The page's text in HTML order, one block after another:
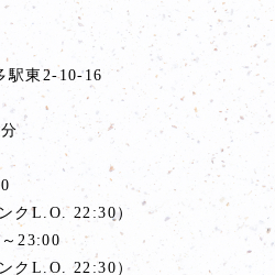
駅東2-10-16
クL.O. 22:30）
23:00
クL.O. 22:30）